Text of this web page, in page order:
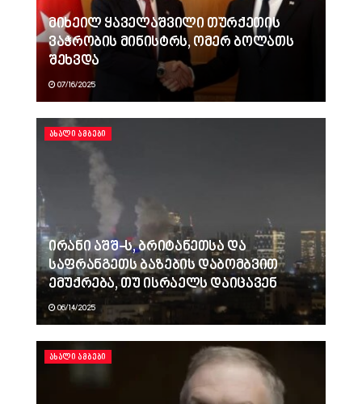
მიხეილ ყაველაშვილი თურქეთის
ვაჭრობის მინისტრს, ომერ ბოლათს
შეხვდა
07/16/2025
ᲐᲮᲐᲚᲘ ᲐᲛᲑᲔᲑᲘ
ირანი აშშ-ს, ბრიტანეთსა და
საფრანგეთს ბაზების დაბომბვით
ემუქრება, თუ ისრაელს დაიცავენ
06/14/2025
ᲐᲮᲐᲚᲘ ᲐᲛᲑᲔᲑᲘ